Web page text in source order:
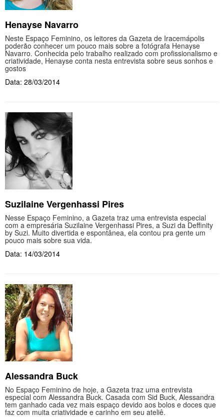
Henayse Navarro
Neste Espaço Feminino, os leitores da Gazeta de Iracemápolis
poderão conhecer um pouco mais sobre a fotógrafa Henayse
Navarro. Conhecida pelo trabalho realizado com profissionalismo e
criatividade, Henayse conta nesta entrevista sobre seus sonhos e
gostos
Data: 28/03/2014
Suzilaine Vergenhassi Pires
Nesse Espaço Feminino, a Gazeta traz uma entrevista especial
com a empresária Suzilaine Vergenhassi Pires, a Suzi da Deffinity
by Suzi. Muito divertida e espontânea, ela contou pra gente um
pouco mais sobre sua vida.
Data: 14/03/2014
Alessandra Buck
No Espaço Feminino de hoje, a Gazeta traz uma entrevista
especial com Alessandra Buck. Casada com Sid Buck, Alessandra
tem ganhado cada vez mais espaço devido aos bolos e doces que
faz com muita criatividade e carinho em seu ateliê.